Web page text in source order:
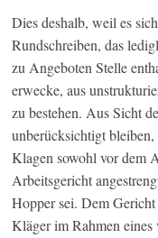
Dies deshalb, weil es
Rundschreiben, das
zu Angeboten Stelle
erwecke, aus
zu bestehen. Aus Sicht
unberücksichtigt
Klagen sowohl vor dem
Arbeitsgericht
Hopper sei. Dem
Kläger im Rahmen